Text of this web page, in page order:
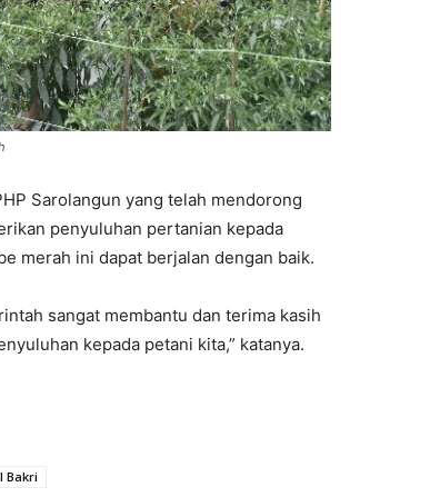
Sarolangun yang telah mendorong
penyuluhan pertanian kepada
merah ini dapat berjalan dengan baik.
sangat membantu dan terima kasih
kepada petani kita,” katanya.
Bakri